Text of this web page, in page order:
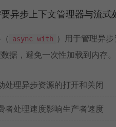
异步上下文管理器与流式
async with
）用于管理异
据，避免一次性加载到内存
处理异步资源的打开和关闭
者处理速度影响生产者速度